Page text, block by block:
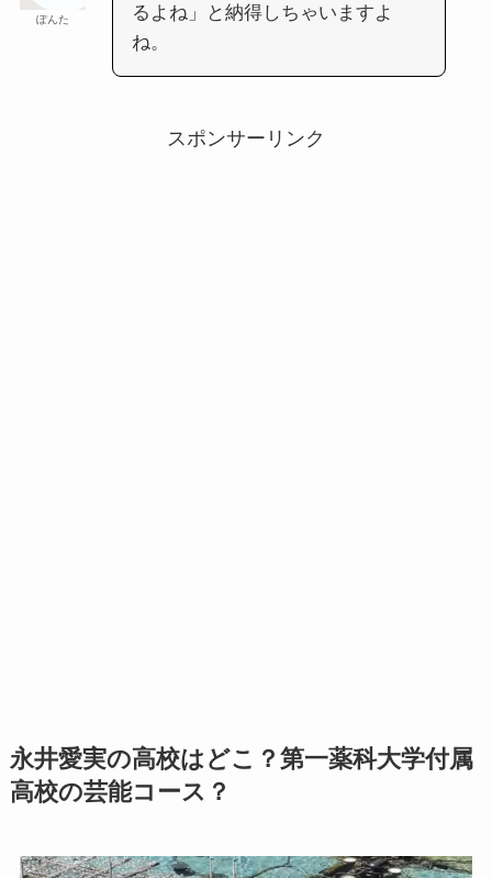
ぽんた
るよね」と納得しちゃいますよ
ね。
スポンサーリンク
永井愛実の高校はどこ？第一薬科大学付属
高校の芸能コース？